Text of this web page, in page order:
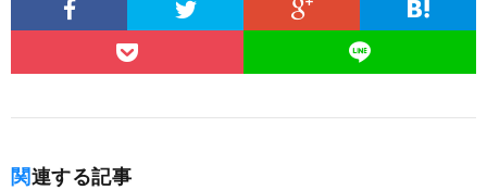
関連する記事